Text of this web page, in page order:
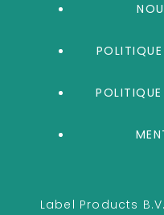
Label Products